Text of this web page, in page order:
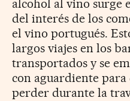
alcohol al vino surge
del interés de los
el vino portugués.
largos viajes en los
transportados y se
con aguardiente para
perder durante la